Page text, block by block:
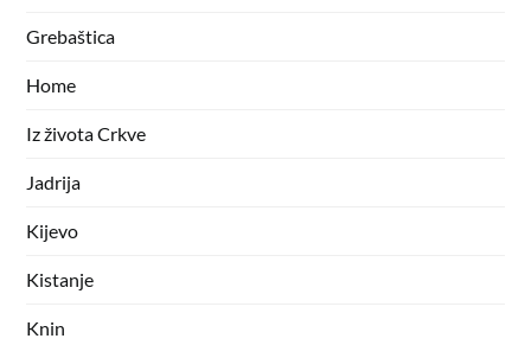
Grebaštica
Home
Iz života Crkve
Jadrija
Kijevo
Kistanje
Knin